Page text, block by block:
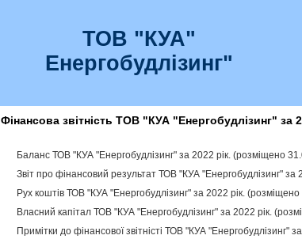
ТОВ "КУА"
Енергобудлізинг"
Фінансова звітність ТОВ "КУА "Енергобудлізинг" за
Баланс ТОВ "КУА "Енергобудлізинг" за 2022 рік. (розміщено
Звіт про фінансовий результат ТОВ "КУА "Енергобудлізинг"
Рух коштів ТОВ "КУА "Енергобудлізинг" за 2022 рік.
Власний капітал ТОВ "КУА "Енергобудлізинг" за 2022 рік.
Примітки до фінансової звітністі ТОВ "КУА "Енергобудлізинг"